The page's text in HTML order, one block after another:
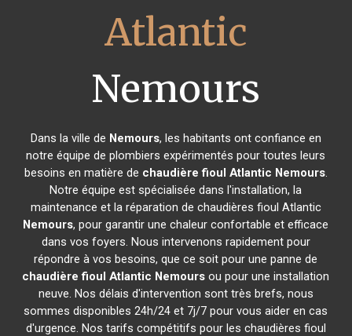
Atlantic
Nemours
Dans la ville de Nemours, les habitants ont confiance en
notre équipe de plombiers expérimentés pour toutes leurs
besoins en matière de chaudière fioul Atlantic Nemours.
Notre équipe est spécialisée dans l'installation, la
maintenance et la réparation de chaudières fioul Atlantic
Nemours, pour garantir une chaleur confortable et efficace
dans vos foyers. Nous intervenons rapidement pour
répondre à vos besoins, que ce soit pour une panne de
chaudière fioul Atlantic Nemours ou pour une installation
neuve. Nos délais d'intervention sont très brefs, nous
sommes disponibles 24h/24 et 7j/7 pour vous aider en cas
d'urgence. Nos tarifs compétitifs pour les chaudières fioul